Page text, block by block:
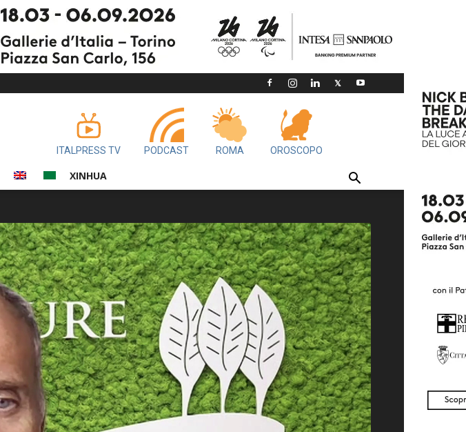
ITALPRESS TV PODCAST ROMA OROSCOPO
XINHUA